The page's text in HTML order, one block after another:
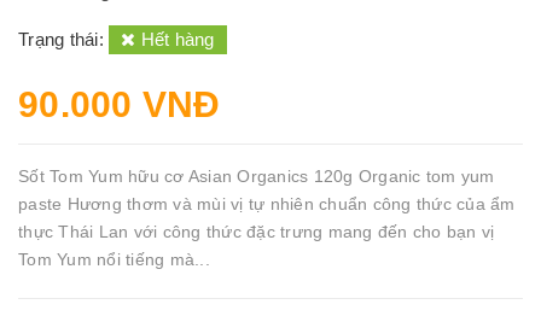
Trạng thái: Hết hàng
90.000 VNĐ
Sốt Tom Yum hữu cơ Asian Organics 120g Organic tom yum
paste Hương thơm và mùi vị tự nhiên chuẩn công thức của ẩm
thực Thái Lan với công thức đặc trưng mang đến cho bạn vị
Tom Yum nổi tiếng mà...